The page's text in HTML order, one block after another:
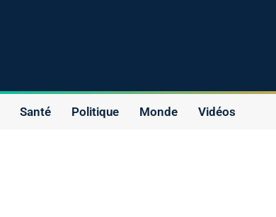
Santé Politique Monde Vidéos